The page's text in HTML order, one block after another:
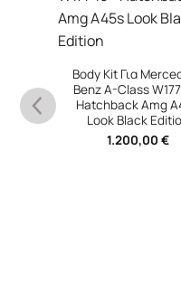
Body Kit Για Mercedes-
Benz A-Class W177 19+
Hatchback Amg A45s
Look Black Edition
1.200,00€